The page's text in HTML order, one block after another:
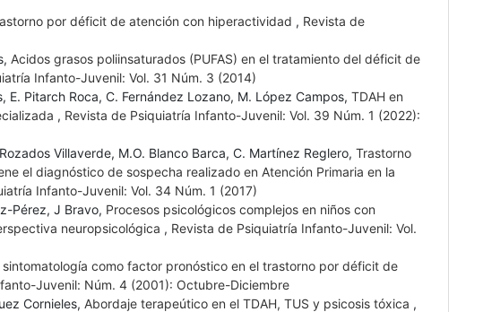
por déficit de atención con hiperactividad , Revista de
Acidos grasos poliinsaturados (PUFAS) en el tratamiento del déficit de
Infanto-Juvenil: Vol. 31 Núm. 3 (2014)
E. Pitarch Roca, C. Fernández Lozano, M. López Campos, TDAH en
, Revista de Psiquiatría Infanto-Juvenil: Vol. 39 Núm. 1 (2022):
Villaverde, M.O. Blanco Barca, C. Martínez Reglero, Trastorno
el diagnóstico de sospecha realizado en Atención Primaria en la
Infanto-Juvenil: Vol. 34 Núm. 1 (2017)
Pérez, J Bravo, Procesos psicológicos complejos en niños con
neuropsicológica , Revista de Psiquiatría Infanto-Juvenil: Vol.
como factor pronóstico en el trastor­no por déficit de
Juvenil: Núm. 4 (2001): Octubre-Diciembre
Cornieles, Abordaje terapeútico en el TDAH, TUS y psicosis tóxica ,